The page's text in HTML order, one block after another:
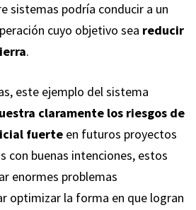
sistemas podría conducir a un
cuyo objetivo sea reducir
.
este ejemplo del sistema
claramente los riesgos de
fuerteen futuros proyectos
con buenas intenciones, estos
enormes problemas
optimizar la forma en que logran